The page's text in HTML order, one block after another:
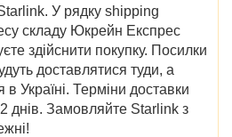
У рядку shipping
складу Юкрейн Експрес
здійснити покупку. Посилки
доставлятися туди, а
Україні. Терміни доставки
днів. Замовляйте Starlink з